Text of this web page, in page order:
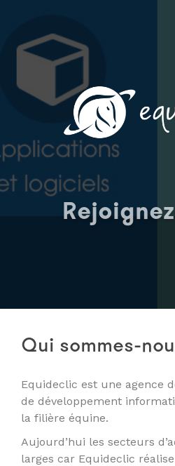
Qui sommes-
Equideclic est une agence
de développement
la filière équine.
Aujourd’hui les secteurs
larges car Equideclic